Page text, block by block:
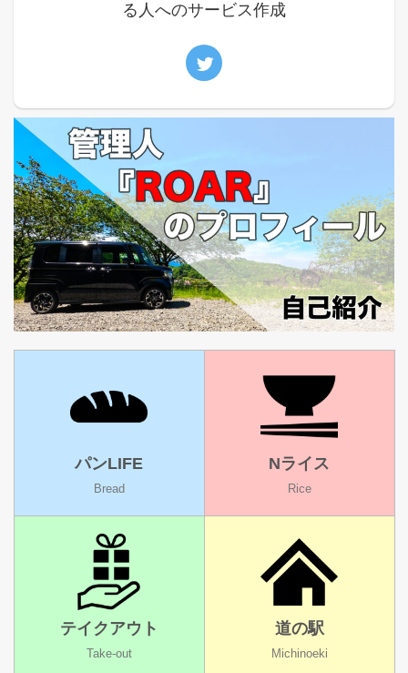
る人へのサービス作成
パンLIFE
Bread
Nライス
Rice
テイクアウト
Take-out
道の駅
Michinoeki